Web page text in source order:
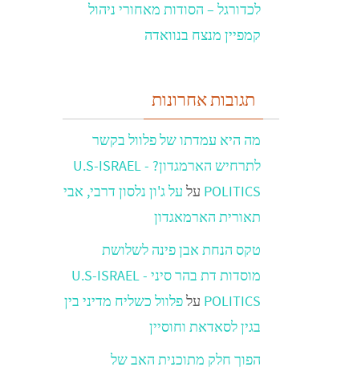
לכדורגל – הסודות מאחורי ניהול
קמפיין מנצח בנוואדה
תגובות אחרונות
מה היא עמדתו של פלוול בקשר
לתרחיש הארמגדון? - U.S-ISRAEL
POLITICS על על ג'ון נלסון דרבי, אבי
תאורית הארמאגדון
טקס הנחת אבן פינה לשלושת
מוסדות דת בהר סיני - U.S-ISRAEL
POLITICS עלפלוול כשליח מדיני בין
בגין לסאדאת וחוסיין
הפוך חלק מתוכנית האב של